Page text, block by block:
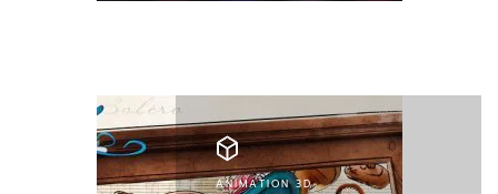
ANIMATION 3D